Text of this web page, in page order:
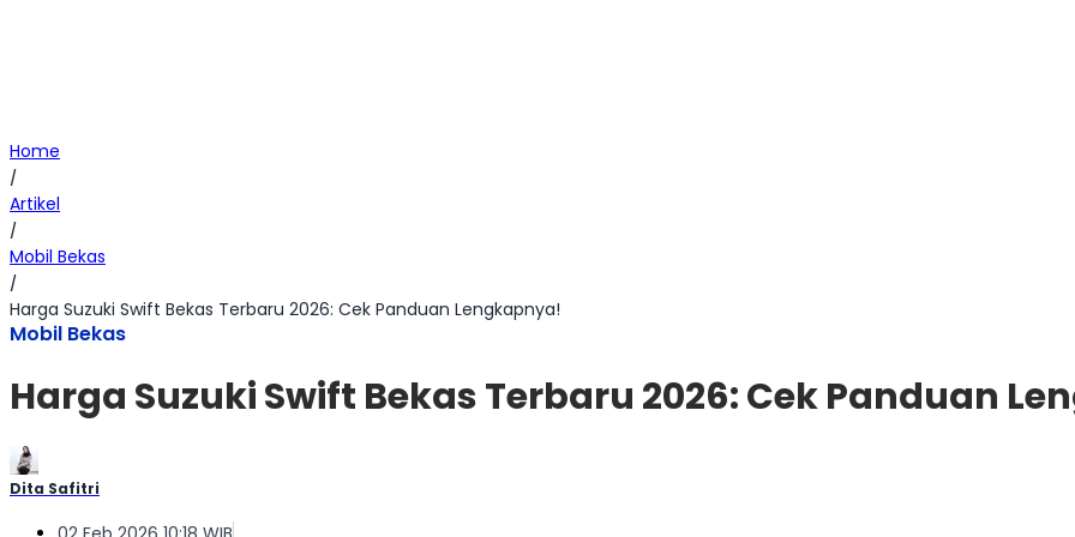
Home
/
Artikel
/
Mobil Bekas
/
Harga Suzuki Swift Bekas Terbaru 2026: Cek Panduan Lengkapnya!
Mobil Bekas
Harga Suzuki Swift Bekas Terbaru 2026: Cek Panduan
Dita Safitri